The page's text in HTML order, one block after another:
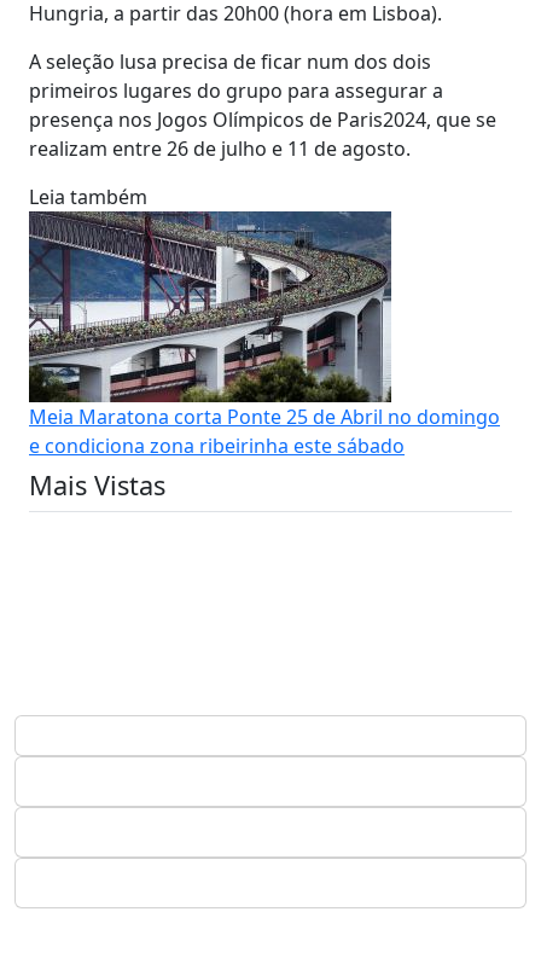
Hungria, a partir das 20h00 (hora em Lisboa).
A seleção lusa precisa de ficar num dos dois
primeiros lugares do grupo para assegurar a
presença nos Jogos Olímpicos de Paris2024, que se
realizam entre 26 de julho e 11 de agosto.
Leia também
Meia Maratona corta Ponte 25 de Abril no domingo
e condiciona zona ribeirinha este sábado
Mais Vistas